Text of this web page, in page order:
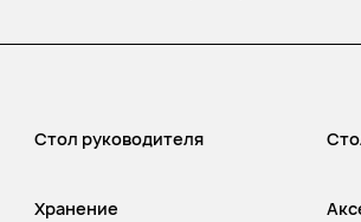
Стол руководителя
Хранение